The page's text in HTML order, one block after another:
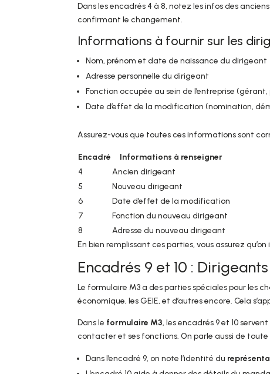
Dans les encadrés 4 à 8, notez les infos des
confirmant le changement.
Informations à fournir sur les
Nom, prénom et date de naissance du dirigeant
Adresse personnelle du dirigeant
Fonction occupée au sein de l’entreprise
Date d’effet de la modification (nomination,
Assurez-vous que toutes ces informations sont
Encadré
Informations à renseigner
4
Ancien dirigeant
5
Nouveau dirigeant
6
Date d’effet de la modification
7
Fonction du nouveau dirigeant
8
Adresse du nouveau dirigeant
En bien remplissant ces parties, vous assurez
Encadrés 9 et 10 :
Le formulaire M3 a des parties spéciales pour les
économique, les GEIE, et d’autres encore. Cela
Dans le formulaire M3, les encadrés 9 et 10
contacter et ses fonctions. On parle aussi de
Dans l’encadré 9, on note l’identité du